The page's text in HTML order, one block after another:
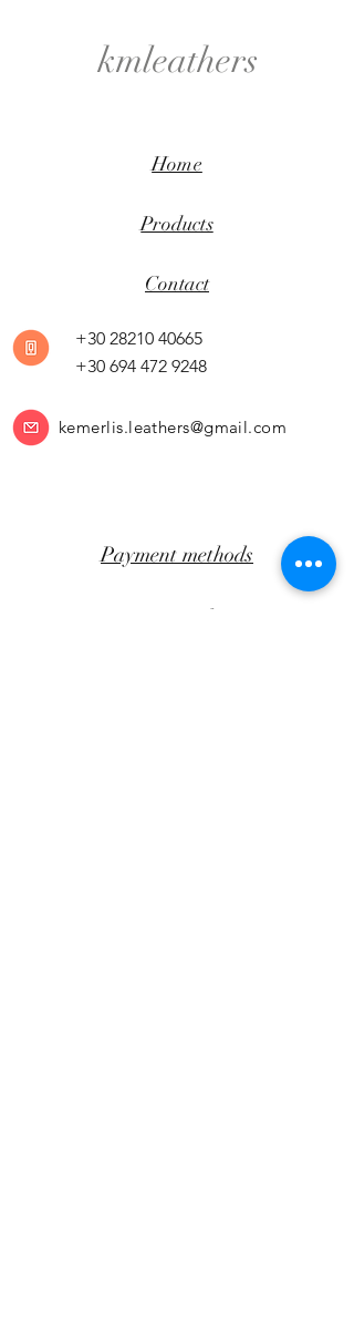
kmleathers
Home
Products
Contact
+30 28210 40665
+30 694 472 9248
kemerlis.leathers@gmail.com
Payment methods
Return Policy